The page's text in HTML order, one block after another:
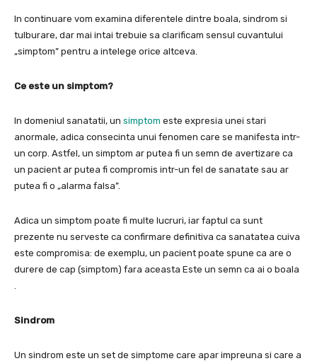
In continuare vom examina diferentele dintre boala, sindrom si
tulburare, dar mai intai trebuie sa clarificam sensul cuvantului
„simptom” pentru a intelege orice altceva.
Ce este un simptom?
In domeniul sanatatii, un simptom este expresia unei stari
anormale, adica consecinta unui fenomen care se manifesta intr-
un corp. Astfel, un simptom ar putea fi un semn de avertizare ca
un pacient ar putea fi compromis intr-un fel de sanatate sau ar
putea fi o „alarma falsa”.
Adica un simptom poate fi multe lucruri, iar faptul ca sunt
prezente nu serveste ca confirmare definitiva ca sanatatea cuiva
este compromisa: de exemplu, un pacient poate spune ca are o
durere de cap (simptom) fara aceasta Este un semn ca ai o boala
Sindrom
Un sindrom este un set de simptome care apar impreuna si care a